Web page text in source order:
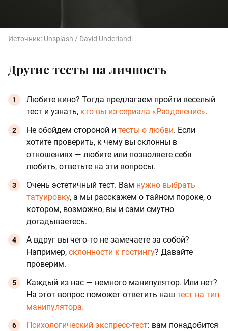
Источник: Unsplash / David Underland
Другие тесты на личность
Любите кино? Тогда предлагаем пройти веселый
тест и узнать, кто вы из сериала «Разделение».
Не обойдем стороной и тесты о любви. Если
хотите проверить, к чему вы склонны в
отношениях — любите или позволяете себя
любить, ответьте на эти вопросы.
Очень эстетичный тест. Вам нужно выбрать
татуировку, а мы расскажем о тайном пороке, о
котором, возможно, вы и сами смутно
догадываетесь.
А вдруг вы чего-то не замечаете за собой?
Например, склонности к гостингу? Давайте
проверим.
Каждый из нас — немного манипулятор. Или нет?
На этот вопрос поможет ответить наш тест на тип
манипулятора.
Психологический экспресс-тест: вам понадобится